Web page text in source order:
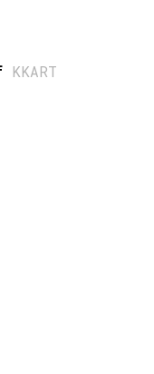
KKART